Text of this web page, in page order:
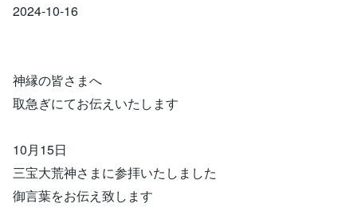
2024-10-16
神縁の皆さまへ
取急ぎにてお伝えいたします
10月15日
三宝大荒神さまに参拝いたしました
御言葉をお伝え致します